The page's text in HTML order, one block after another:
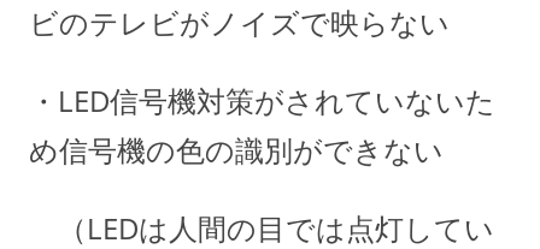
ビのテレビがノイズで映らない
・LED信号機対策がされていないた
め信号機の色の識別ができない
（LEDは人間の目では点灯してい